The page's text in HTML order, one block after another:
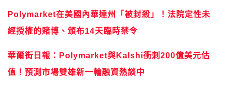
Polymarket在美國內華達州「被封殺」！法院定性未
經授權的賭博、頒布14天臨時禁令
華爾街日報：Polymarket與Kalshi衝刺200億美元估
值！預測市場雙雄新一輪融資熱談中